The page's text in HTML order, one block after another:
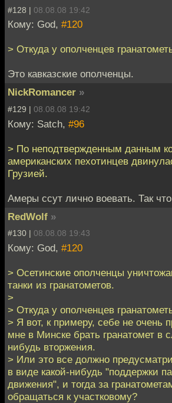
#128 | 08.08.08 19:42
Кому: God, #120
> Откуда у ополченцев
Это кавказские ополченцы.
NickRomancer »
#129 | 08.08.08 19:42
Кому: Satch, #96
> По неподтвержденным данным
американских пехотинцев
Грузией.
Амеры ссут лично воевать. Так
RedWolf »
#130 | 08.08.08 19:43
Кому: God, #120
> Осетинские ополченцы
танки из гранатометов.
>
> Откуда у ополченцев
> Я вот, к примеру, себе не очень
мне в Минске брать гранатомет в
нибудь вторжения.
> Или это все должно
в виде какой-нибудь "поддержки
движения", и тогда за
обращаться к участковому?